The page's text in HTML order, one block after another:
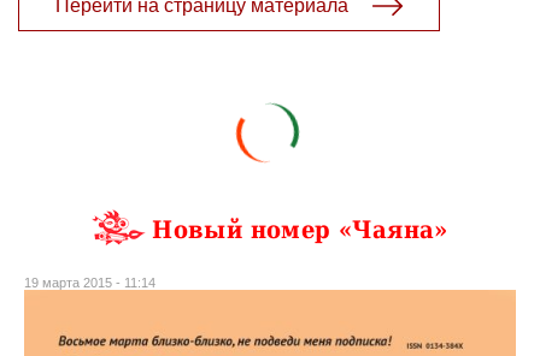
Перейти на страницу материала
Новый номер «Чаяна»
19 марта 2015 - 11:14